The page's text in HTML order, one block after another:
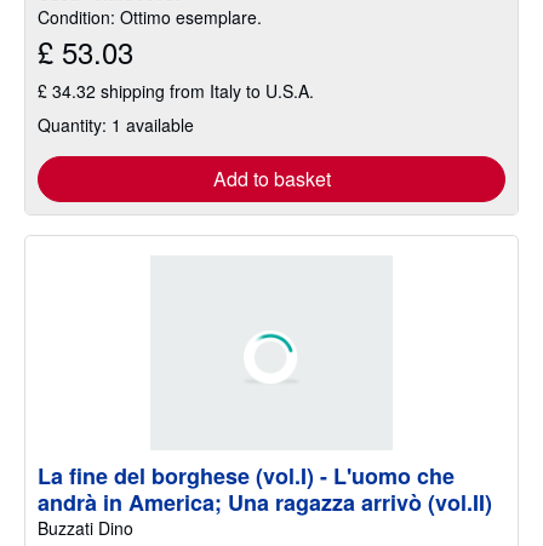
Condition: Ottimo esemplare.
£ 53.03
£ 34.32 shipping from Italy to U.S.A.
Quantity: 1 available
Add to basket
La fine del borghese (vol.I) - L'uomo che
andrà in America; Una ragazza arrivò (vol.II)
Buzzati Dino